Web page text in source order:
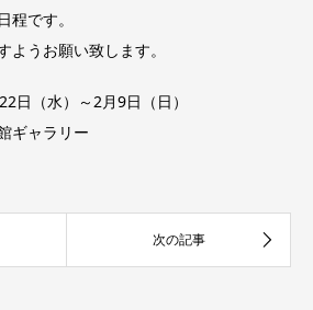
程です。
ようお願い致します。
日（水）～2月9日（日）
ギャラリー